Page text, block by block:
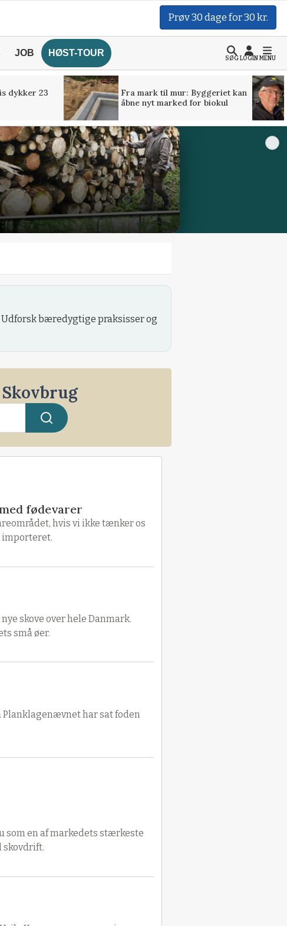
Prøv 30 dage for 30 kr.
JOB HØST-TOUR
SØGLOGINMENU
dykker 23
Fra mark til mur: Byggeriet kan
åbne nyt marked for biokul
bæredygtige praksisser og
fødevarer
hvis vi ikke tænker os
importeret.
skove over hele Danmark.
små øer.
Planklagenævnet har sat foden
som en af markedets stærkeste
skovdrift.